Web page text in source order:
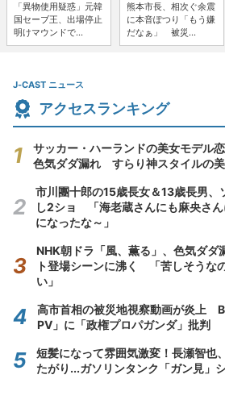
「異物使用疑惑」元韓
国セーブ王、出場停止
明けマウンドで...
熊本市長、相次ぐ余震
に本音ぽつり「もう嫌
だなぁ」 被災...
J-CAST ニュース
アクセスランキング
サッカー・ハーランドの美女モデル
色気ダダ漏れ すらり神スタイルの
市川團十郎の15歳長女＆13歳長男、
し2ショ 「海老蔵さんにも麻央さん
になったな～」
NHK朝ドラ「風、薫る」、色気ダダ
ト登場シーンに沸く 「苦しそうな
い」
高市首相の被災地視察動画が炎上
PV」に「政権プロパガンダ」批判
短髪になって雰囲気激変！長瀬智也
たがり...ガソリンタンク「ガン見」